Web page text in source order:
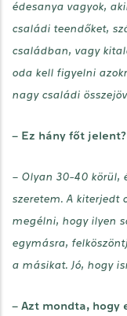
édesanya vagyok,
családi teendőket,
családban, vagy
oda kell figyelni
nagy családi
– Ez hány főt jelent?
– Olyan 30-40 körül,
szeretem. A kiterjedt
megélni, hogy ilyen
egymásra,
a másikat. Jó, hogy
– Azt mondta, hogy